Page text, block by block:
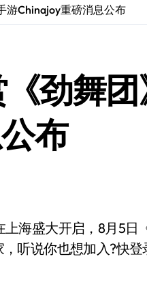
玩机秘籍在此！
游Chinajoy重磅消息公布
劲舞
布
听说你也想加入?快